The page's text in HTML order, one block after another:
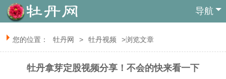
导航
您的位置： 牡丹网 > 牡丹视频 >浏览文章
牡丹拿芽定股视频分享！不会的快来看一下